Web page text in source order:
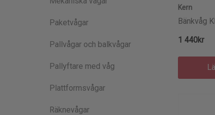
Paketvågar
Pallvågar och balkvågar
Pallyftare med våg
Plattformsvågar
Räknevågar
Kern
Bänkvåg
1 440kr